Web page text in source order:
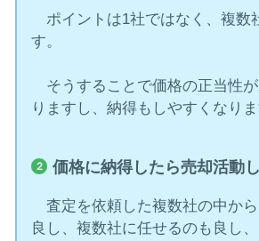
ポイントは1社ではなく、複数
す。
そうすることで価格の正当性
りますし、納得もしやすくなりま
価格に納得したら売却活動
査定を依頼した複数社の中か
良し、複数社に任せるのも良し